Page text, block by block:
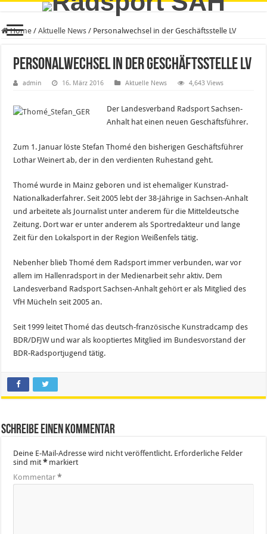
Home / Aktuelle News / Personalwechsel in der Geschäftsstelle LV
Personalwechsel in der Geschäftsstelle LV
admin 16. März 2016 Aktuelle News 4,643 Views
Der Landesverband Radsport Sachsen-
Anhalt hat einen neuen Geschäftsführer.
Zum 1. Januar löste Stefan Thomé den bisherigen Geschäftsführer
Lothar Weinert ab, der in den verdienten Ruhestand geht.
Thomé wurde in Mainz geboren und ist ehemaliger Kunstrad-
Nationalkaderfahrer. Seit 2005 lebt der 38-Jährige in Sachsen-Anhalt
und arbeitete als Journalist unter anderem für die Mitteldeutsche
Zeitung. Dort war er unter anderem als Sportredakteur und lange
Zeit für den Lokalsport in der Region Weißenfels tätig.
Nebenher blieb Thomé dem Radsport immer verbunden, war vor
allem im Hallenradsport in der Medienarbeit sehr aktiv. Dem
Landesverband Radsport Sachsen-Anhalt gehört er als Mitglied des
VfH Mücheln seit 2005 an.
Seit 1999 leitet Thomé das deutsch-französische Kunstradcamp des
BDR/DFJW und war als kooptiertes Mitglied im Bundesvorstand der
BDR-Radsportjugend tätig.
Schreibe einen Kommentar
Deine E-Mail-Adresse wird nicht veröffentlicht. Erforderliche Felder
sind mit*markiert
Kommentar*